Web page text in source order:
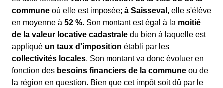
commune où elle est imposée; à Saisseval , elle s'élève
en moyenne à 52 %. Son montant est égal à la moitié
de la valeur locative cadastrale du bien à laquelle est
appliqué un taux d'imposition établi par les
collectivités locales. Son montant va donc évoluer en
fonction des besoins financiers de la commune ou de
la région en question. Bien que cet impôt soit dû par le